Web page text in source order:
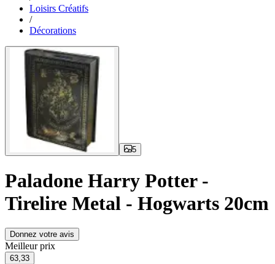
Loisirs Créatifs
/
Décorations
5
Paladone Harry Potter -
Tirelire Metal - Hogwarts 20cm
Donnez votre avis
Meilleur prix
63,33